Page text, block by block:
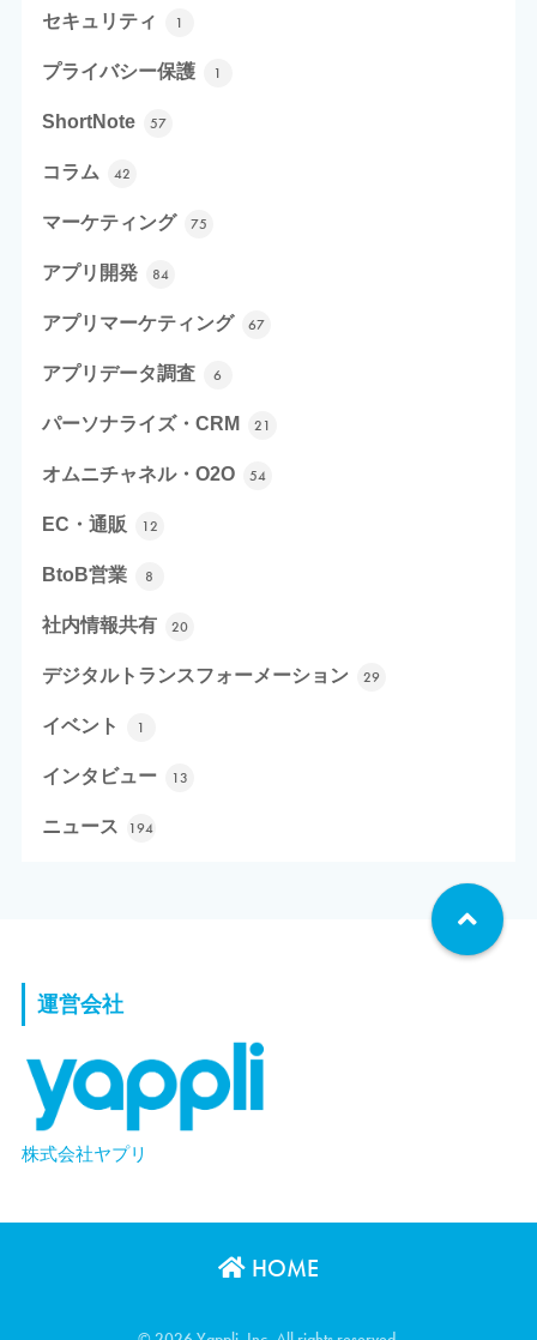
セキュリティ 1
プライバシー保護 1
ShortNote 57
コラム 42
マーケティング 75
アプリ開発 84
アプリマーケティング 67
アプリデータ調査 6
パーソナライズ・CRM 21
オムニチャネル・O2O 54
EC・通販 12
BtoB営業 8
社内情報共有 20
デジタルトランスフォーメーション 29
イベント 1
インタビュー 13
ニュース 194
運営会社
株式会社ヤプリ
HOME